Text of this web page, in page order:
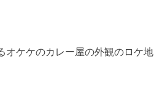
オケケのカレー屋の外観のロケ地